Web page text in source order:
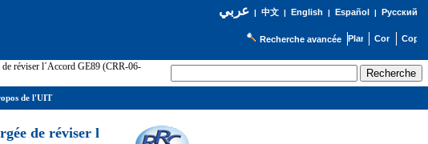
عربي| 中文| English | Español | Русский
Recherche avancée
de réviser l´Accord GE89 (CRR-06-
de réviser l
de l'UIT